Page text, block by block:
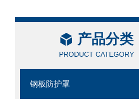
产品分类
PRODUCT CATEGORY
钢板防护罩